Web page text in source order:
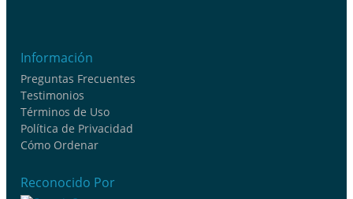
Información
Preguntas Frecuentes
Testimonios
Términos de Uso
Política de Privacidad
Cómo Ordenar
Reconocido Por